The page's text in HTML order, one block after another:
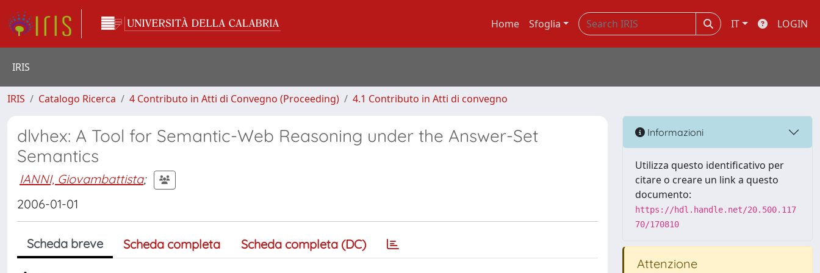
Home Sfoglia IT LOGIN
IRIS
IRIS Catalogo Ricerca 4 Contributo in Atti di Convegno (Proceeding) 4.1 Contributo in Atti di convegno
dlvhex: A Tool for Semantic-Web Reasoning under the Answer-Set
Semantics
IANNI, Giovambattista;
2006-01-01
Scheda breve Scheda completa Scheda completa (DC)
Informazioni
Utilizza questo identificativo per
citare o creare un link a questo
documento:
https://hdl.handle.net/20.500.117
70/170810
Attenzione